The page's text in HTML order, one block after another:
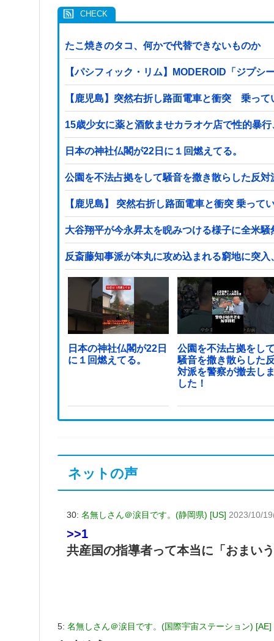
たこ焼きのタコ、何かで代替できないものか
【パシフィック・リム】MODEROID「ジプ
【鹿児島】突然右折し路面電車と衝突 乗っ
15歳少女に薬と酒飲ませカラオケ店で性的
日本の神社仏閣が22日に１回燃えてる。
公園を不法占拠をして騒音を撒き散らした反
【鹿児島】 突然右折し路面電車と衝突 乗っ
大谷翔平が今永昇太を睨みつける様子に全米
反斎藤知事派が本丸に攻め込まれる窮地に突
日本の神社仏閣が22日
に１回燃えてる。
公園を不法占拠をし
騒音を撒き散らした
対派を警察が撤去し
した！
ネットの声
30: 名無しさん＠涙目です。(静岡県) [US] 2023/10/
>>1
共産国の指導者って本当に「おまい
5: 名無しさん＠涙目です。(国際宇宙ステーション) [AE]